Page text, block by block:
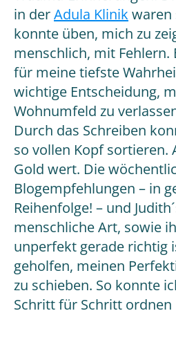
in derAdula Klinik waren
konnte üben, mich zu
menschlich, mit Fehlern.
für meine tiefste
wichtige Entscheidung,
Wohnumfeld zu
Durch das Schreiben
so vollen Kopf sortieren.
Gold wert. Die
Blogempfehlungen – in
Reihenfolge! – und
menschliche Art, sowie
unperfekt gerade richtig
geholfen, meinen
zu schieben. So konnte
Schritt für Schritt